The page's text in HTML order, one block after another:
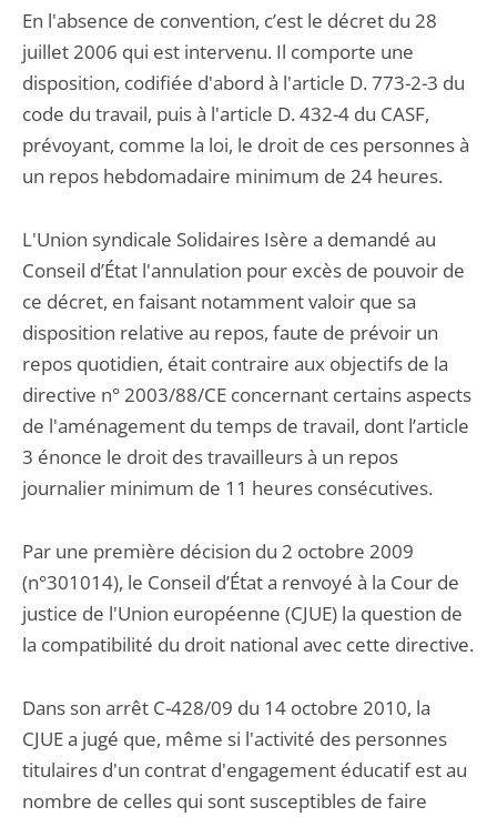
En l'absence de convention, c’est le décret du 28
juillet 2006 qui est intervenu. Il comporte une
disposition, codifiée d'abord à l'article D. 773-2-3 du
code du travail, puis à l'article D. 432-4 du CASF,
prévoyant, comme la loi, le droit de ces personnes à
un repos hebdomadaire minimum de 24 heures.
L'Union syndicale Solidaires Isère a demandé au
Conseil d’État l'annulation pour excès de pouvoir de
ce décret, en faisant notamment valoir que sa
disposition relative au repos, faute de prévoir un
repos quotidien, était contraire aux objectifs de la
directive n° 2003/88/CE concernant certains aspects
de l'aménagement du temps de travail, dont l’article
3 énonce le droit des travailleurs à un repos
journalier minimum de 11 heures consécutives.
Par une première décision du 2 octobre 2009
(n°301014), le Conseil d’État a renvoyé à la Cour de
justice de l'Union européenne (CJUE) la question de
la compatibilité du droit national avec cette directive.
Dans son arrêt C-428/09 du 14 octobre 2010, la
CJUE a jugé que, même si l'activité des personnes
titulaires d'un contrat d'engagement éducatif est au
nombre de celles qui sont susceptibles de faire